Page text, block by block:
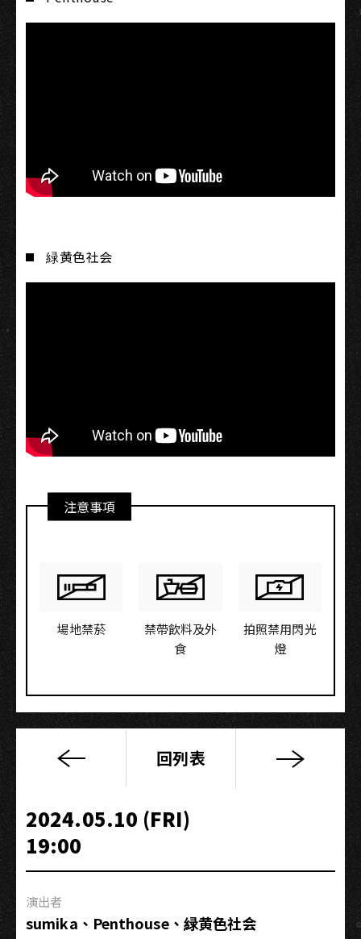
緑黄色社会
注意事項
場地禁菸
禁帶飲料及外
食
拍照禁用閃光
燈
【有
音
樂
研
習
電
回列表
2024.05.10 (FRI)
19:00
演出者
sumika、Penthouse、緑黄色社会